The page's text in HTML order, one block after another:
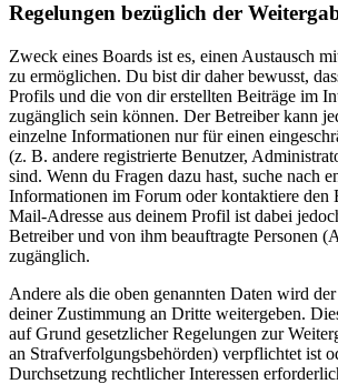
Regelungen bezüglich der
Zweck eines Boards ist es, einen Austausch
zu ermöglichen. Du bist dir daher bewusst,
Profils und die von dir erstellten Beiträge im
zugänglich sein können. Der Betreiber kann
einzelne Informationen nur für einen
(z. B. andere registrierte Benutzer,
sind. Wenn du Fragen dazu hast, suche nach
Informationen im Forum oder kontaktiere den
Mail-Adresse aus deinem Profil ist dabei
Betreiber und von ihm beauftragte Personen
zugänglich.
Andere als die oben genannten Daten wird
deiner Zustimmung an Dritte weitergeben.
auf Grund gesetzlicher Regelungen zur
an Strafverfolgungsbehörden) verpflichtet ist
Durchsetzung rechtlicher Interessen